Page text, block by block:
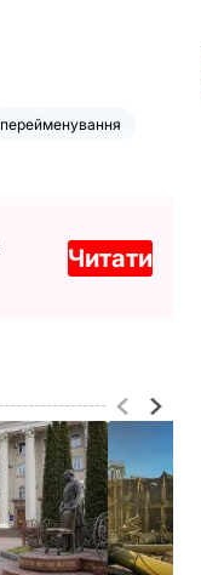
перейменування
Читати